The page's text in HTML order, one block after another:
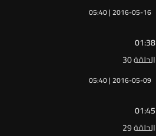
05:40 | 2016-05-16
05:40 | 2016-05-09
الحلقة 30
01:38
الحلقة 29
01:45